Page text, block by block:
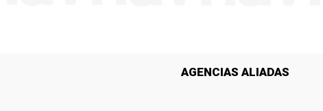
AGENCIAS ALIADAS